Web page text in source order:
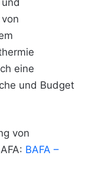
eine
und Budget
von
BAFA –